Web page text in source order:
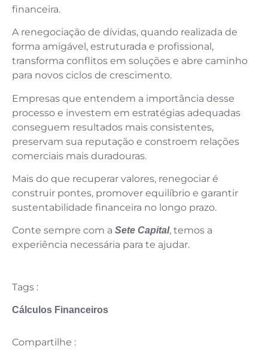
financeira.
A renegociação de dívidas, quando realizada de
forma amigável, estruturada e profissional,
transforma conflitos em soluções e abre caminho
para novos ciclos de crescimento.
Empresas que entendem a importância desse
processo e investem em estratégias adequadas
conseguem resultados mais consistentes,
preservam sua reputação e constroem relações
comerciais mais duradouras.
Mais do que recuperar valores, renegociar é
construir pontes, promover equilíbrio e garantir
sustentabilidade financeira no longo prazo.
Conte sempre com a Sete Capital, temos a
experiência necessária para te ajudar.
Tags :
Cálculos Financeiros
Compartilhe :